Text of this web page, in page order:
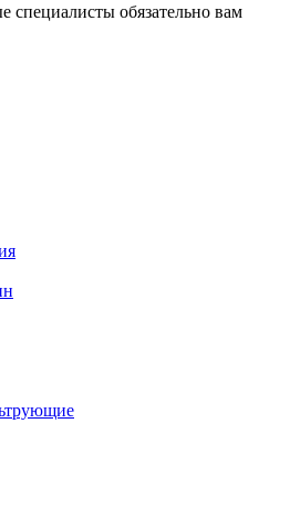
обязательно вам